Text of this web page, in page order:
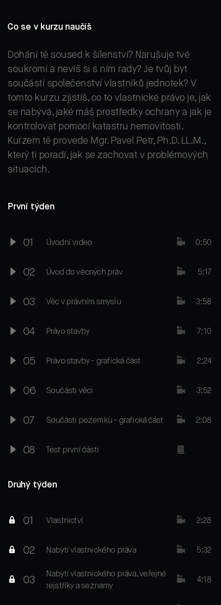
Co se v kurzu naučíš
Dohání tě soused k šílenství? Narušuje tvé
soukromí a nevíš si s ním rady? Je tvůj byt
součástí společenství vlastníků jednotek? V
tomto kurzu zjistíš, co to vlastnické právo je, jak
se nabývá, jaké máš prostředky ochrany a jak je
kontrolovat pomocí katastru nemovitostí.
Kurzem tě provede Mgr. Pavel Petr, Ph.D. LL.M.,
který ti poradí, jak se zachovat v problémových
situacích.
První týden
01 Úvodní video 0:50
02 Úvod do věcných práv 5:17
03 Věc v právním smyslu 3:58
04 Právo stavby 7:10
05 Právo stavby - grafická část 2:24
06 Součásti věci 3:52
07 Součásti pozemku - grafická část 2:08
08 Test první části
Druhý týden
01 Vlastnictví 2:28
02 Nabytí vlastnického práva 5:32
03
Nabytí vlastnického práva, veřejné
rejstříky a seznamy
4:18